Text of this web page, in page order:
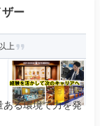
ー
上
る環境で力を発